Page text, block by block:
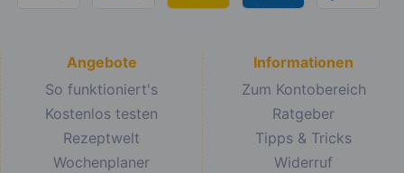
Angebote
So funktioniert's
Kostenlos testen
Rezeptwelt
Wochenplaner
Informationen
Zum Kontobereich
Ratgeber
Tipps & Tricks
Widerruf